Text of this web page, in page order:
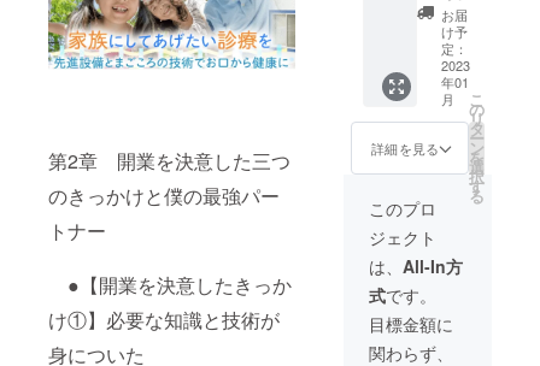
第2章 開業を決意した三つ
のきっかけと僕の最強パー
トナー
●【開業を決意したきっか
け①】必要な知識と技術が
身についた
させて
いただ
く場合
があり
ます。
お断り
いただ
いた場
いても
返金は
いたし
かねま
電子書
籍は自
費出版
が広が
る！ ・
新人ス
タッフ
の教育
に活用
でき
る！ ※
ウン
リンク
をお送
りしま
す。 ※
電子書
籍は自
費出版
き。
https://
www.ke
identalc
linic.co
m/ ※
メール
にてダ
できる
リンク
をお送
りしま
す。 ※
備考欄
に企業
名とリ
ンクを
タルク
リニッ
クで実
際に使
用して
いるオ
リジナ
ル患者
説明用
資料を
お届け
しま
す。 電
子書籍1
冊付
き。 ●
資料内
容(A4
18枚分)
お届
け予
定：
2023
年01
月
詳細を見る
こ
の
リ
タ
ー
ン
を
選
択
す
る
このプロ
ジェクト
は、 All-In方
式です。
目標金額に
関わらず、